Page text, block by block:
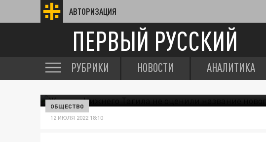
АВТОРИЗАЦИЯ
ПЕРВЫЙ РУССКИЙ
РУБРИКИ НОВОСТИ АНАЛИТИКА
ОБЩЕСТВО
12 ИЮЛЯ 2022 18:10